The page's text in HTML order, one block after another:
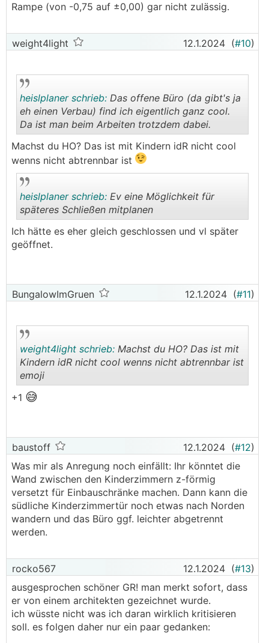
Rampe (von -0,75 auf ±0,00) gar nicht zulässig.
weight4light 12.1.2024 (#10)
..
heislplaner schrieb: Das offene Büro (da gibt's ja
eh einen Verbau) find ich eigentlich ganz cool.
Da ist man beim Arbeiten trotzdem dabei.
Machst du HO? Das ist mit Kindern idR nicht cool
wenns nicht abtrennbar ist
heislplaner schrieb: Ev eine Möglichkeit für
späteres Schließen mitplanen
Ich hätte es eher gleich geschlossen und vl später
geöffnet.
BungalowImGruen 12.1.2024 (#11)
weight4light schrieb: Machst du HO? Das ist mit
Kindern idR nicht cool wenns nicht abtrennbar ist
emoji
+1 😅
baustoff 12.1.2024 (#12)
Was mir als Anregung noch einfällt: Ihr könntet die
Wand zwischen den Kinderzimmern z-förmig
versetzt für Einbauschränke machen. Dann kann die
südliche Kinderzimmertür noch etwas nach Norden
wandern und das Büro ggf. leichter abgetrennt
werden.
rocko567 12.1.2024 (#13)
ausgesprochen schöner GR! man merkt sofort, dass
er von einem architekten gezeichnet wurde.
ich wüsste nicht was ich daran wirklich kritisieren
soll. es folgen daher nur ein paar gedanken: